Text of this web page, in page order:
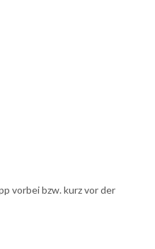
vorbei bzw. kurz vor der